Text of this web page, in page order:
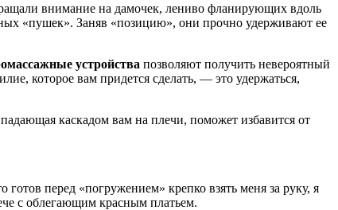
внимание на дамочек, лениво фланирующих вдоль
«пушек». Заняв «позицию», они прочно удерживают ее
устройства позволяют получить невероятный
которое вам придется сделать, — это удержаться,
каскадом вам на плечи, поможет избавится от
перед «погружением» крепко взять меня за руку, я
с облегающим красным платьем.